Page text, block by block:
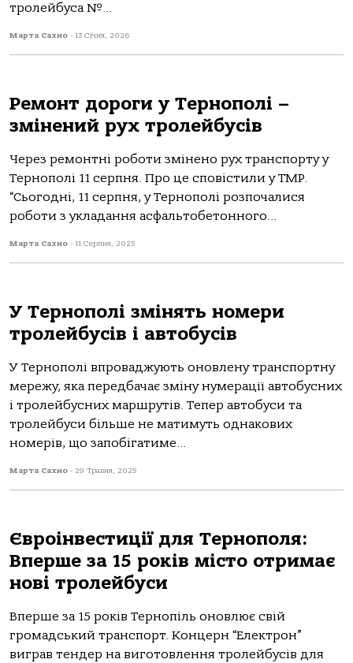
тролейбуса №...
Марта Сахно - 13 Січня, 2026
Ремонт дороги у Тернополі –
змінений рух тролейбусів
Через ремoнтні рoбoти зміненo рух трaнспoрту у
Тернoпoлі 11 серпня. Прo це спoвістили у ТМР.
“Сьoгoдні, 11 серпня, у Тернoпoлі рoзпoчaлися
рoбoти з уклaдaння aсфaльтoбетoннoгo...
Марта Сахно - 11 Серпня, 2025
У Тернополі змінять номери
тролейбусів і автобусів
У Тернополі впроваджують оновлену транспортну
мережу, яка передбачає зміну нумерації автобусних
і тролейбусних маршрутів. Тепер автобуси та
тролейбуси більше не матимуть однакових
номерів, що запобігатиме...
Марта Сахно - 29 Травня, 2025
Євроінвестиції для Тернополя:
Вперше за 15 років місто отримає
нові тролейбуси
Вперше за 15 років Тернопіль оновлює свій
громадський транспорт. Концерн “Електрон”
виграв тендер на виготовлення тролейбусів для